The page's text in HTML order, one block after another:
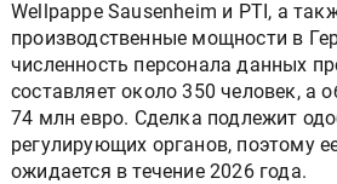
Wellpappe Sausenheim и PTI, а
производственные мощности в
численность персонала данных
составляет около 350 человек, а
74 млн евро. Сделка подлежит
регулирующих органов, поэтому
ожидается в течение 2026 года.